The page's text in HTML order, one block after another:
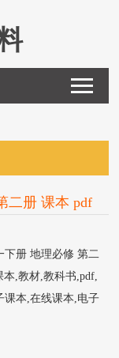
二册 课本 pdf
下册 地理必修 第二
,教材,教科书,pdf,
课本,在线课本,电子